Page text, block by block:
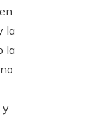
la
la
y